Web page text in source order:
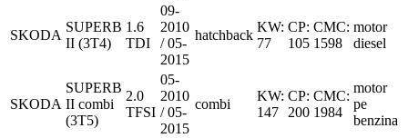
SKODA
SUPERB
II (3T4)
1.6
TDI
09-
2010
/ 05-
2015
hatchback
KW:
77
CP:
105
CMC:
1598
motor
diesel
SKODA
SUPERB
II combi
(3T5)
2.0
TFSI
05-
2010
/ 05-
2015
combi
KW:
147
CP:
200
CMC:
1984
motor
pe
benzina